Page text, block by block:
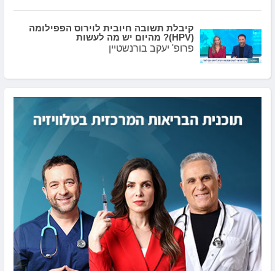
קיבלת תשובה חיובית לוירוס הפפילומה
(HPV)? מהיום יש מה לעשות
פרופ' יעקב בורנשטיין